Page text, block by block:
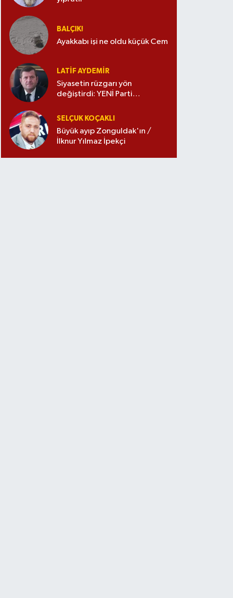
BALÇIK!
Ayakkabı işi ne oldu küçük Cem
LATIF AYDEMIR
Siyasetin rüzgarı yön
değiştirdi: YENİ Parti
SELÇUK KOÇAKLI
Büyük ayıp Zonguldak'ın /
İlknur Yılmaz İpekçi